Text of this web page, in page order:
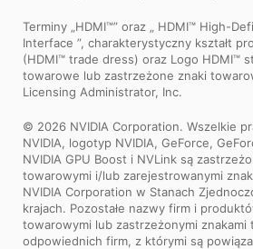
Terminy „HDMI™” oraz „ HDMI™ High-
Interface ”, charakterystyczny kształt
(HDMI™ trade dress) oraz Logo HDMI™
towarowe lub zastrzeżone znaki
Licensing Administrator, Inc.
© 2026 NVIDIA Corporation. Wszelkie
NVIDIA, logotyp NVIDIA, GeForce,
NVIDIA GPU Boost i NVLink są
towarowymi i/lub zarejestrowanymi
NVIDIA Corporation w Stanach
krajach. Pozostałe nazwy firm i
towarowymi lub zastrzeżonymi znakami
odpowiednich firm, z którymi są